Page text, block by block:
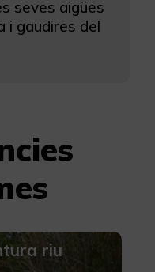
seves aigües
i gaudires del
riu